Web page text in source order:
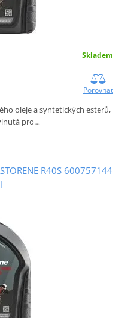
Skladem
Porovnat
oleje a syntetických esterů,
pro…
R40S 600757144